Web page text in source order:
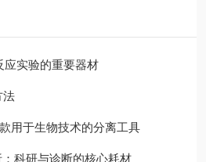
应实验的重要器材
法
用于生物技术的分离工具
科研与诊断的核心耗材